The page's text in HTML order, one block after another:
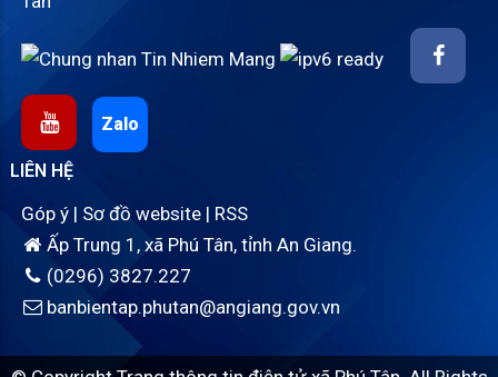
Zalo
LIÊN HỆ
Góp ý | Sơ đồ website | RSS
Ấp Trung 1, xã Phú Tân, tỉnh An Giang.
(0296) 3827.227
banbientap.phutan@angiang.gov.vn